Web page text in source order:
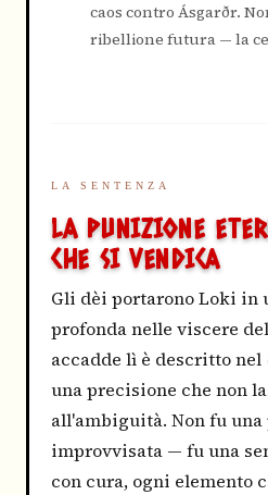
caos contro Ásgarðr.
ribellione futura — la
LA SENTENZA
LA PUNIZIONE
CHE SI VENDICA
Gli dèi portarono Loki in
profonda nelle viscere
accadde lì è descritto nel
una precisione che non
all'ambiguità. Non fu
improvvisata — fu una
con cura, ogni elemento